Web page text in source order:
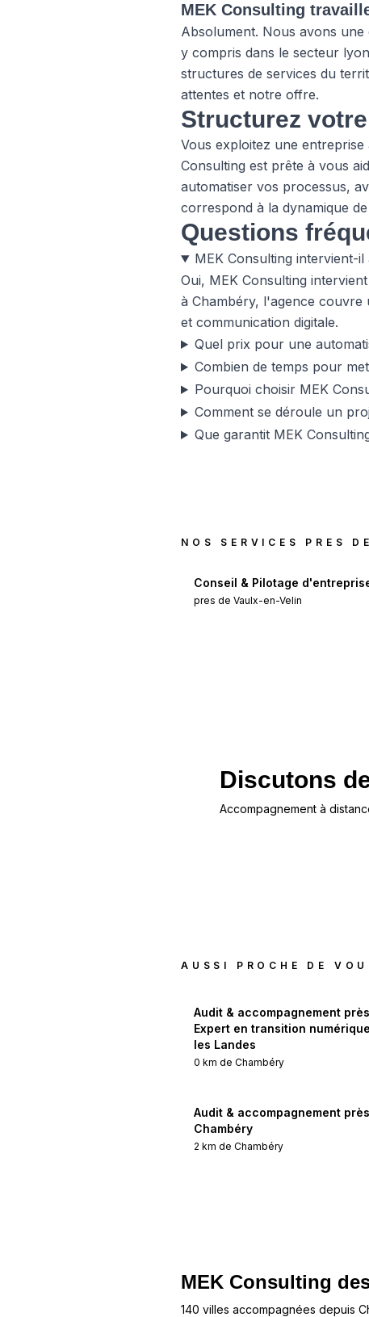
MEK Consulting
Absolument. Nous avons
y compris dans le secteur
structures de services du
attentes et notre offre.
Structurez
Vous exploitez une
Consulting est prête à vous
automatiser vos processus,
correspond à la dynamique
Questions
MEK Consulting intervient-il
Oui, MEK Consulting
à Chambéry, l'agence couvre
et communication digitale.
Quel prix pour une
Combien de temps pour
Pourquoi choisir MEK
Comment se déroule un
Que garantit MEK
NOS SERVICES PRES
Conseil & Pilotage
pres de Vaulx-en-Velin
Discutons
Accompagnement à
AUSSI PROCHE DE
Audit & accompagnement
Expert en transition
les Landes
0 km de Chambéry
Audit & accompagnement
Chambéry
2 km de Chambéry
MEK Consulting
140 villes accompagnées depuis